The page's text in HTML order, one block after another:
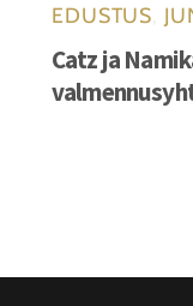
EDUSTUS
Catz ja